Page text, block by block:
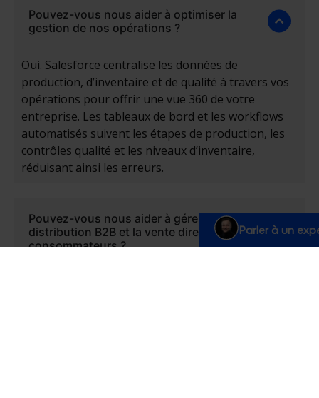
Pouvez-vous nous aider à optimiser la
gestion de nos opérations ?
Oui. Salesforce centralise les données de
production, d’inventaire et de qualité à travers vos
opérations pour offrir une vue 360 de votre
entreprise. Les tableaux de bord et les workflows
automatisés suivent les étapes de production, les
contrôles qualité et les niveaux d’inventaire,
réduisant ainsi les erreurs.
Pouvez-vous nous aider à gérer à la fois la
distribution B2B et la vente directe aux
consommateurs ?
Parler à un